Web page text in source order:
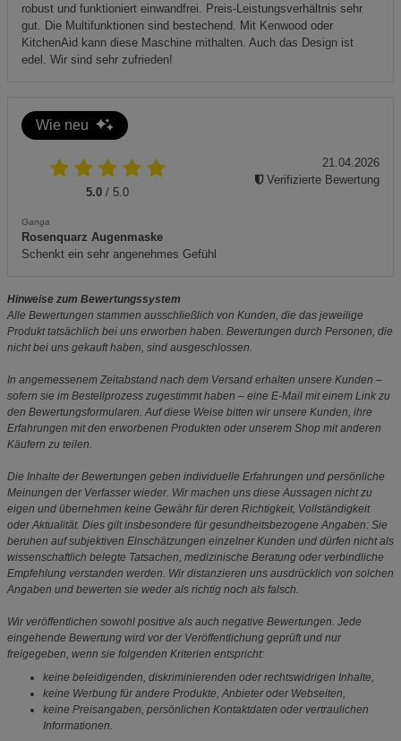
robust und funktioniert einwandfrei. Preis-Leistungsverhältnis sehr
gut. Die Multifunktionen sind bestechend. Mit Kenwood oder
KitchenAid kann diese Maschine mithalten. Auch das Design ist
edel. Wir sind sehr zufrieden!
Wie neu
5.0 / 5.0
Ganga
Rosenquarz Augenmaske
Schenkt ein sehr angenehmes Gefühl
21.04.2026
Verifizierte Bewertung
Hinweise zum Bewertungssystem
Alle Bewertungen stammen ausschließlich von Kunden, die das jeweilige
Produkt tatsächlich bei uns erworben haben. Bewertungen durch Personen, die
nicht bei uns gekauft haben, sind ausgeschlossen.
In angemessenem Zeitabstand nach dem Versand erhalten unsere Kunden –
sofern sie im Bestellprozess zugestimmt haben – eine E-Mail mit einem Link zu
den Bewertungsformularen. Auf diese Weise bitten wir unsere Kunden, ihre
Erfahrungen mit den erworbenen Produkten oder unserem Shop mit anderen
Käufern zu teilen.
Die Inhalte der Bewertungen geben individuelle Erfahrungen und persönliche
Meinungen der Verfasser wieder. Wir machen uns diese Aussagen nicht zu
eigen und übernehmen keine Gewähr für deren Richtigkeit, Vollständigkeit
oder Aktualität. Dies gilt insbesondere für gesundheitsbezogene Angaben: Sie
beruhen auf subjektiven Einschätzungen einzelner Kunden und dürfen nicht als
wissenschaftlich belegte Tatsachen, medizinische Beratung oder verbindliche
Empfehlung verstanden werden. Wir distanzieren uns ausdrücklich von solchen
Angaben und bewerten sie weder als richtig noch als falsch.
Wir veröffentlichen sowohl positive als auch negative Bewertungen. Jede
eingehende Bewertung wird vor der Veröffentlichung geprüft und nur
freigegeben, wenn sie folgenden Kriterien entspricht:
keine beleidigenden, diskriminierenden oder rechtswidrigen Inhalte,
keine Werbung für andere Produkte, Anbieter oder Webseiten,
keine Preisangaben, persönlichen Kontaktdaten oder vertraulichen
Informationen.